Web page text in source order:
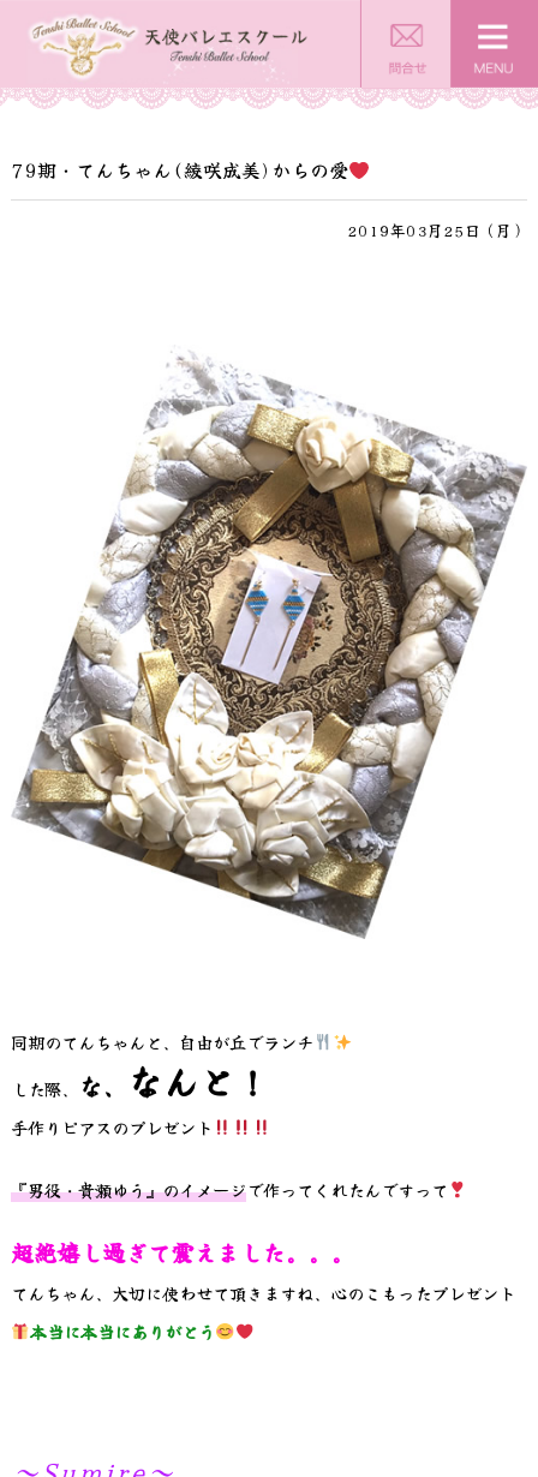
79期・てんちゃん(綾咲成美)からの愛
2019年03月25日（月）
同期のてんちゃんと、自由が丘でランチ
した際、
な、 なんと！
手作りピアスのプレゼント
『男役・貴瀬ゆう』のイメージで作ってくれたんですって
超絶嬉し過ぎて震えました。。。
てんちゃん、大切に使わせて頂きますね、心のこもったプレゼント
本当に本当にありがとう